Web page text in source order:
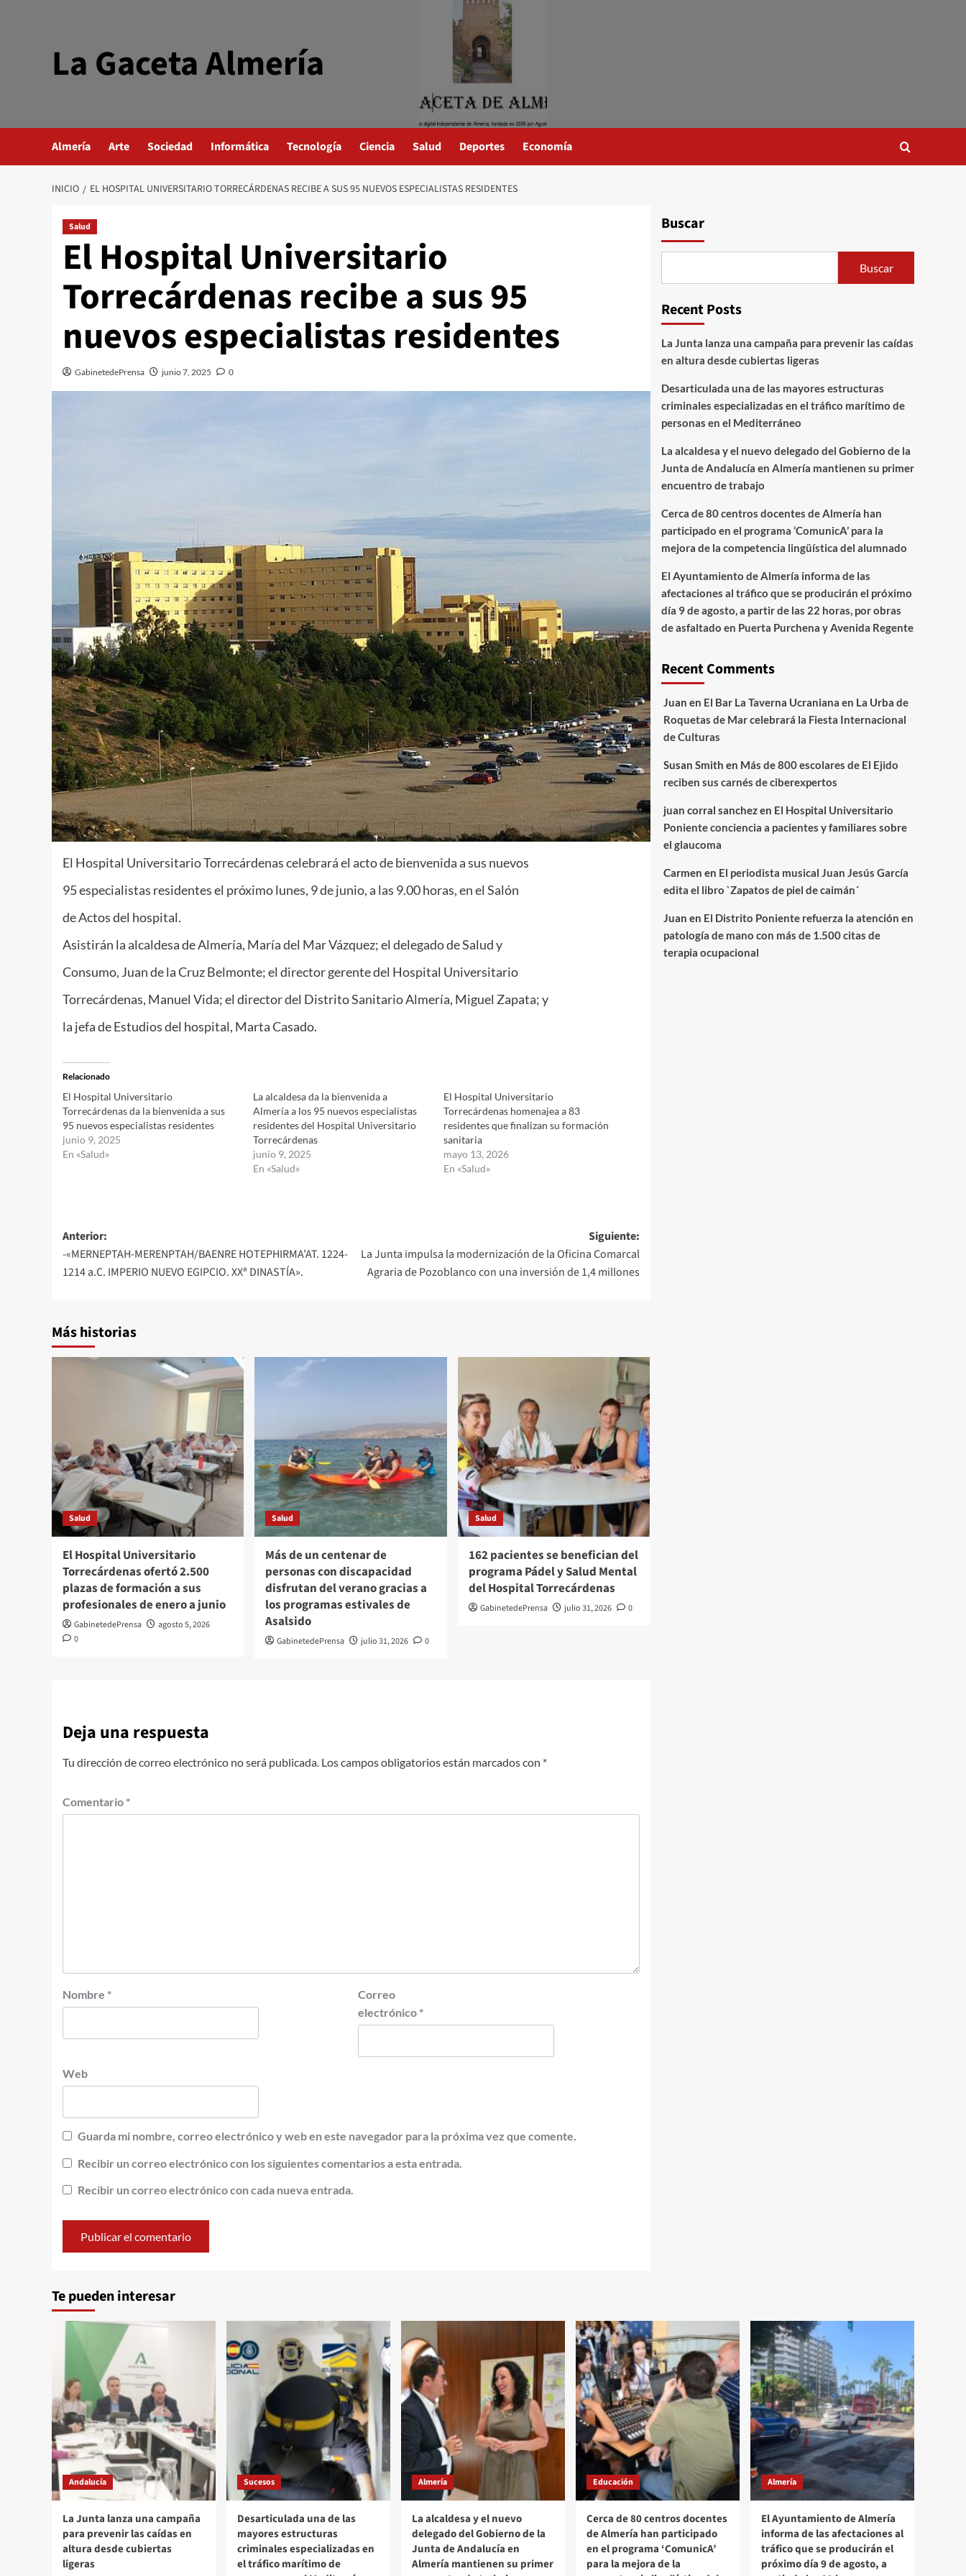
La Gaceta Almería
Almería Arte Sociedad Informática Tecnología Ciencia Salud Deportes Economía
INICIO EL HOSPITAL UNIVERSITARIO TORRECÁRDENAS RECIBE A SUS 95 NUEVOS ESPECIALISTAS RESIDENTES
Salud
El Hospital Universitario
Torrecárdenas recibe a sus 95
nuevos especialistas residentes
GabinetedePrensa junio 7, 2025 0
El Hospital Universitario Torrecárdenas celebrará el acto de bienvenida a sus nuevos
95 especialistas residentes el próximo lunes, 9 de junio, a las 9.00 horas, en el Salón
de Actos del hospital.
Asistirán la alcaldesa de Almería, María del Mar Vázquez; el delegado de Salud y
Consumo, Juan de la Cruz Belmonte; el director gerente del Hospital Universitario
Torrecárdenas, Manuel Vida; el director del Distrito Sanitario Almería, Miguel Zapata; y
la jefa de Estudios del hospital, Marta Casado.
Relacionado
El Hospital Universitario
Torrecárdenas da la bienvenida a sus
95 nuevos especialistas residentes
junio 9, 2025
En «Salud»
La alcaldesa da la bienvenida a
Almería a los 95 nuevos especialistas
residentes del Hospital Universitario
Torrecárdenas
junio 9, 2025
En «Salud»
El Hospital Universitario
Torrecárdenas homenajea a 83
residentes que finalizan su formación
sanitaria
mayo 13, 2026
En «Salud»
Navegación
de
entradas
Anterior:
-«MERNEPTAH-MERENPTAH/BAENRE HOTEPHIRMA’AT. 1224-
1214 a.C. IMPERIO NUEVO EGIPCIO. XXª DINASTÍA».
Siguiente:
La Junta impulsa la modernización de la Oficina Comarcal
Agraria de Pozoblanco con una inversión de 1,4 millones
Más historias
Salud
El Hospital Universitario
Torrecárdenas ofertó 2.500
plazas de formación a sus
profesionales de enero a junio
GabinetedePrensa
agosto 5, 2026
0
Salud
Más de un centenar de
personas con discapacidad
disfrutan del verano gracias a
los programas estivales de
Asalsido
GabinetedePrensa julio 31, 2026 0
Salud
162 pacientes se benefician del
programa Pádel y Salud Mental
del Hospital Torrecárdenas
GabinetedePrensa julio 31, 2026 0
Deja una respuesta
Tu dirección de correo electrónico no será publicada. Los campos obligatorios están marcados con *
Comentario *
Nombre *
Correo
electrónico *
Web
Guarda mi nombre, correo electrónico y web en este navegador para la próxima vez que comente.
Recibir un correo electrónico con los siguientes comentarios a esta entrada.
Recibir un correo electrónico con cada nueva entrada.
Buscar
Buscar
Recent Posts
La Junta lanza una campaña para prevenir las caídas
en altura desde cubiertas ligeras
Desarticulada una de las mayores estructuras
criminales especializadas en el tráfico marítimo de
personas en el Mediterráneo
La alcaldesa y el nuevo delegado del Gobierno de la
Junta de Andalucía en Almería mantienen su primer
encuentro de trabajo
Cerca de 80 centros docentes de Almería han
participado en el programa ‘ComunicA’ para la
mejora de la competencia lingüística del alumnado
El Ayuntamiento de Almería informa de las
afectaciones al tráfico que se producirán el próximo
día 9 de agosto, a partir de las 22 horas, por obras
de asfaltado en Puerta Purchena y Avenida Regente
Recent Comments
Juan en El Bar La Taverna Ucraniana en La Urba de
Roquetas de Mar celebrará la Fiesta Internacional
de Culturas
Susan Smith en Más de 800 escolares de El Ejido
reciben sus carnés de ciberexpertos
juan corral sanchezen El Hospital Universitario
Poniente conciencia a pacientes y familiares sobre
el glaucoma
Carmen en El periodista musical Juan Jesús García
edita el libro `Zapatos de piel de caimán´
Juan en El Distrito Poniente refuerza la atención en
patología de mano con más de 1.500 citas de
terapia ocupacional
Te pueden interesar
Andalucía
La Junta lanza una campaña
para prevenir las caídas en
altura desde cubiertas
ligeras
Sucesos
Desarticulada una de las
mayores estructuras
criminales especializadas en
el tráfico marítimo de
Almería
La alcaldesa y el nuevo
delegado del Gobierno de la
Junta de Andalucía en
Almería mantienen su primer
Educación
Cerca de 80 centros docentes
de Almería han participado
en el programa ‘ComunicA’
para la mejora de la
Almería
El Ayuntamiento de Almería
informa de las afectaciones al
tráfico que se producirán el
próximo día 9 de agosto, a